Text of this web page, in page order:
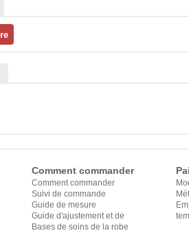
Comment commander
Comment commander
Suivi de commande
Guide de mesure
Guide d'ajustement et de
style
Bases de soins de la robe